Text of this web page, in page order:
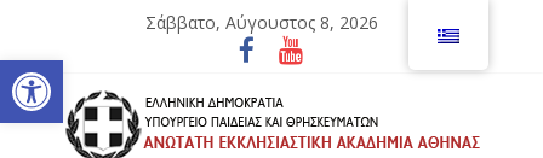
Ανοίξτε τη γραμμή εργαλείων
περιεχόμενο
Σάββατο, Αύγουστος 8, 2026